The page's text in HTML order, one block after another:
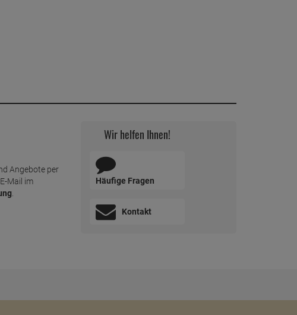
Angebote per
Mail im
.
Wir helfen Ihnen!
Häufige Fragen
Kontakt